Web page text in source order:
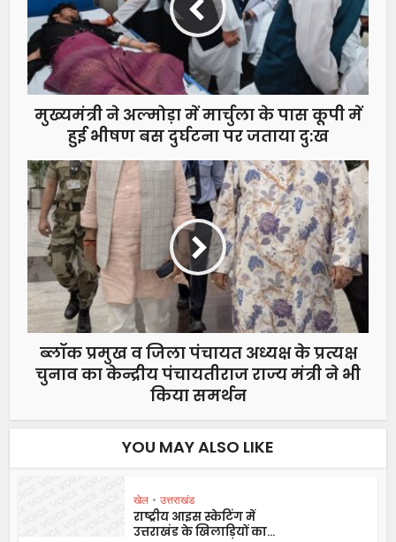
मुख्यमंत्री ने अल्मोड़ा में मार्चुला के पास कूपी में
हुई भीषण बस दुर्घटना पर जताया दु:ख
ब्लॉक प्रमुख व जिला पंचायत अध्यक्ष के प्रत्यक्ष
चुनाव का केन्द्रीय पंचायतीराज राज्य मंत्री ने भी
किया समर्थन
YOU MAY ALSO LIKE
खेल • उत्तराखंड
राष्ट्रीय आइस स्केटिंग में
उत्तराखंड के खिलाड़ियों का...